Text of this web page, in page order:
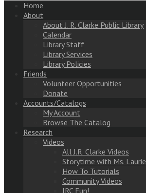
Home
About
About J. R. Clarke Public Library
Calendar
Library Staff
Library Services
Library Policies
Friends
Volunteer Opportunities
Donate
Accounts/Catalogs
My Account
Browse The Catalog
Research
Videos
All J.R. Clarke Videos
Storytime with Ms. Laurie
How To Tutorials
Community Videos
JRC Fun!